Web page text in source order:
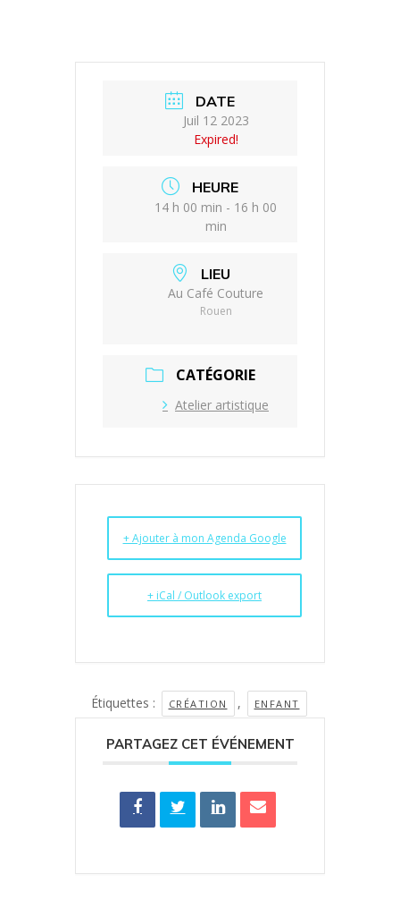
DATE
Juil 12 2023
Expired!
HEURE
14 h 00 min - 16 h 00
min
LIEU
Au Café Couture
Rouen
CATÉGORIE
Atelier artistique
+ Ajouter à mon Agenda Google
+ iCal / Outlook export
Étiquettes : CRÉATION , ENFANT
PARTAGEZ CET ÉVÉNEMENT